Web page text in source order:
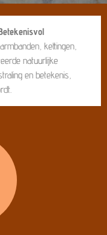
kettingen,
natuurlijke
en betekenis,